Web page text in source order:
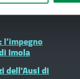
l’impegno
Imola
dell'Ausl di